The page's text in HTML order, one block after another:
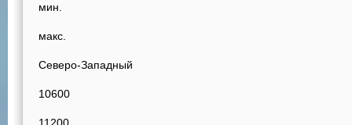
мин.
макс.
Северо-Западный
10600